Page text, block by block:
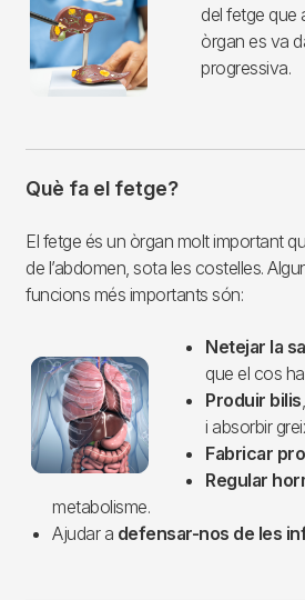
del fetge que
òrgan es va
progressiva.
Què fa el fetge?
El fetge és un òrgan molt important
de l’abdomen, sota les costelles.
funcions més importants són:
Imagen
Netejar la
que el cos ha
Produir bilis
i absorbir
Fabricar
Regular
metabolisme.
Ajudar a defensar-nos de les